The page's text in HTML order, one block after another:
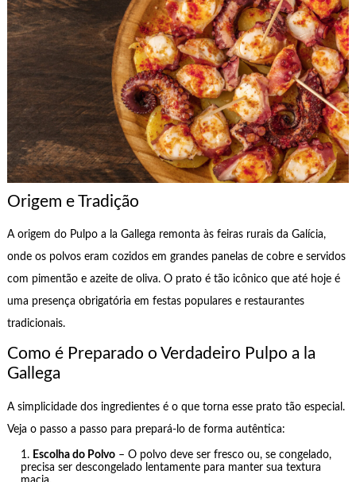
Origem e Tradição
A origem do Pulpo a la Gallega remonta às feiras rurais da Galícia,
onde os polvos eram cozidos em grandes panelas de cobre e servidos
com pimentão e azeite de oliva. O prato é tão icônico que até hoje é
uma presença obrigatória em festas populares e restaurantes
tradicionais.
Como é Preparado o Verdadeiro Pulpo a la
Gallega
A simplicidade dos ingredientes é o que torna esse prato tão especial.
Veja o passo a passo para prepará-lo de forma autêntica:
Escolha do Polvo – O polvo deve ser fresco ou, se congelado,
precisa ser descongelado lentamente para manter sua textura